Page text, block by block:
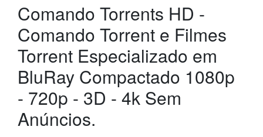
Comando Torrents HD -
Comando Torrent e Filmes
Torrent Especializado em
BluRay Compactado 1080p
- 720p - 3D - 4k Sem
Anúncios.